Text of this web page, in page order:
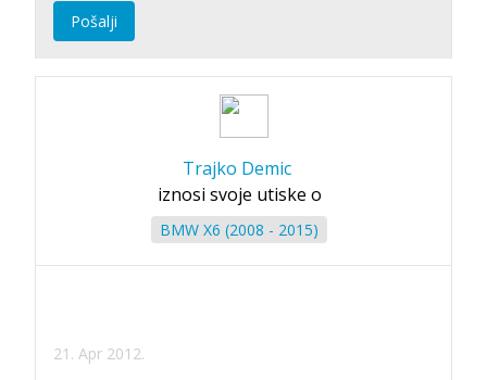
Pošalji
Trajko Demic
iznosi svoje utiske o
BMW X6 (2008 - 2015)
21. Apr 2012.